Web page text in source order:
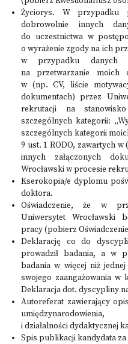
Życiorys. W przypadku
dobrowolnie innych
do uczestnictwa w
o wyrażenie zgody na ich
w przypadku danych
na przetwarzanie moich
w (np. CV, liście
dokumentach) przez
rekrutacji na
szczególnych kategorii:
szczególnych kategorii
9 ust. 1 RODO, zawartych
innych załączonych
Wrocławski w procesie
Kserokopia/e dyplomu
doktora.
Oświadczenie, że w
Uniwersytet Wrocławski
pracy (pobierz
Deklarację co do
prowadził badania, a w
badania w więcej niż
swojego zaangażowania
Deklaracja dot. dyscypliny
Autoreferat zawierający
umiędzynarodowienia,
i działalności dydaktycznej
Spis publikacji kandydata za